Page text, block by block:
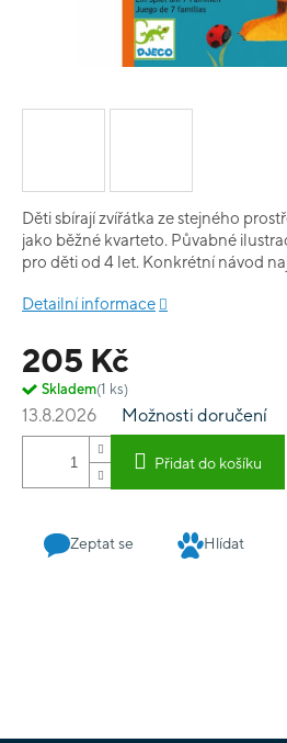
205 Kč
Skladem(1 ks)
13.8.2026 Možnosti doručení
Přidat do košíku
Děti sbírají zvířátka ze stejného
jako běžné kvarteto. Půvabné
pro děti od 4 let. Konkrétní návod
Detailní informace
Zeptat se Hlídat